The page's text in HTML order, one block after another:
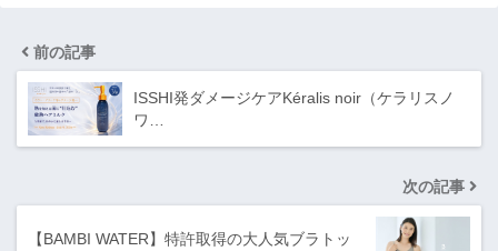
前の記事
ISSHI発ダメージケアKéralis noir（ケラリスノ
ワ…
次の記事
【BAMBI WATER】特許取得の大人気ブラトッ